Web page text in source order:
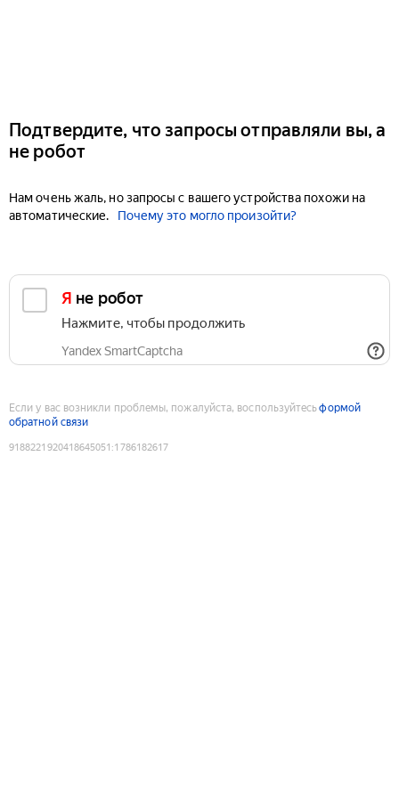
Подтвердите, что запросы отправляли вы, а
не робот
Нам очень жаль, но запросы с вашего устройства похожи на
автоматические.
Почему это могло произойти?
Я не робот
Нажмите, чтобы продолжить
Yandex SmartCaptcha
Если у вас возникли проблемы, пожалуйста, воспользуйтесьформой
обратной связи
9188221920418645051 :1786182617